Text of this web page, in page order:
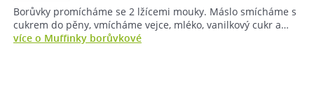
Borůvky promícháme se 2 lžícemi mouky. Máslo smícháme s
cukrem do pěny, vmícháme vejce, mléko, vanilkový cukr a…
více o Muffinky borůvkové